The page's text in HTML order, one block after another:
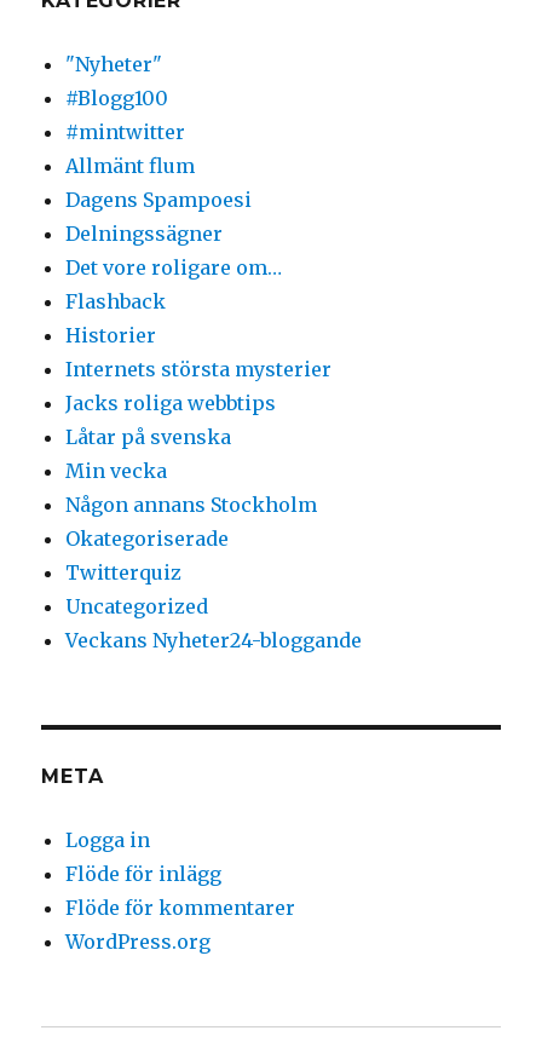
"Nyheter"
#Blogg100
#mintwitter
Allmänt flum
Dagens Spampoesi
Delningssägner
Det vore roligare om…
Flashback
Historier
Internets största mysterier
Jacks roliga webbtips
Låtar på svenska
Min vecka
Någon annans Stockholm
Okategoriserade
Twitterquiz
Uncategorized
Veckans Nyheter24-bloggande
META
Logga in
Flöde för inlägg
Flöde för kommentarer
WordPress.org